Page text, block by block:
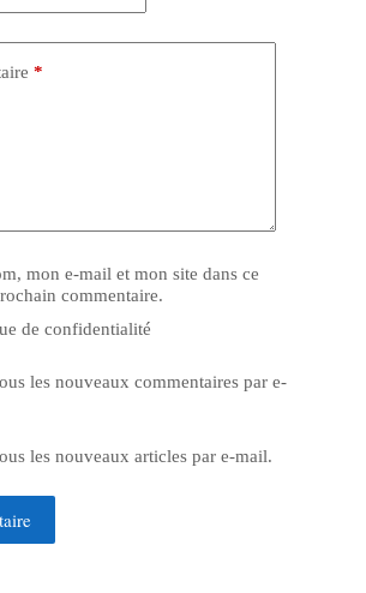
*
mon e-mail et mon site dans ce
commentaire.
de confidentialité
les nouveaux commentaires par e-
les nouveaux articles par e-mail.